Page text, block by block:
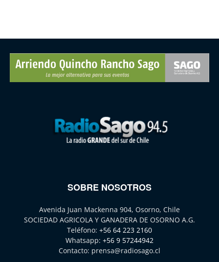
SOBRE NOSOTROS
Avenida Juan Mackenna 904, Osorno, Chile
SOCIEDAD AGRICOLA Y GANADERA DE OSORNO A.G.
Teléfono: +56 64 223 2160
Whatsapp: +56 9 57244942
Contacto: prensa@radiosago.cl